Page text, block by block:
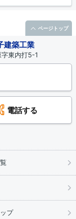
建築工業
東内打5-1
電話する
プ
ページトップ